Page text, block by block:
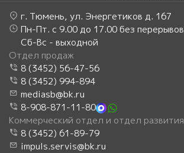
г. Тюмень, ул. Энергетиков д. 167
Пн-Пт. с 9.00 до 17.00 без перерывов
Сб-Вс - выходной
Отдел продаж
8 (3452) 56-47-56
8 (3452) 994-894
mediasb@bk.ru
8-908-871-11-80
Коммерческий отдел и отдел развития
8 (3452) 61-89-79
impuls.servis@bk.ru